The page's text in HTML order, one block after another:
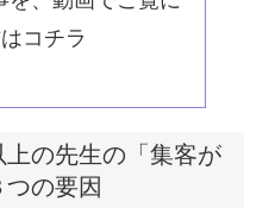
コチラ
の先生の「集客が
つの要因